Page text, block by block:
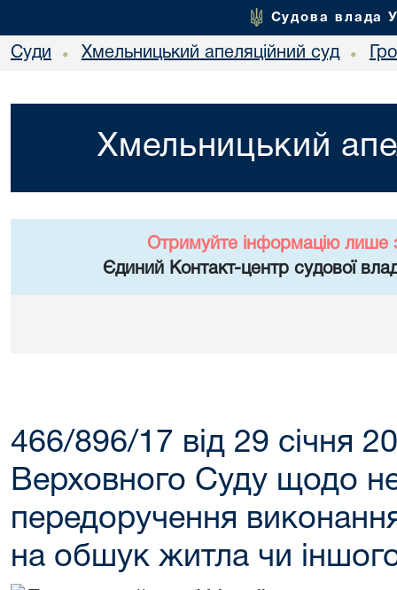
Судова влада
Суди • Хмельницький апеляційний суд •
Хмельницький
Отримуйте інформацію лише
Єдиний Контакт-центр судової
466/896/17 від 29 січня
Верховного Суду щодо
передоручення
на обшук житла чи